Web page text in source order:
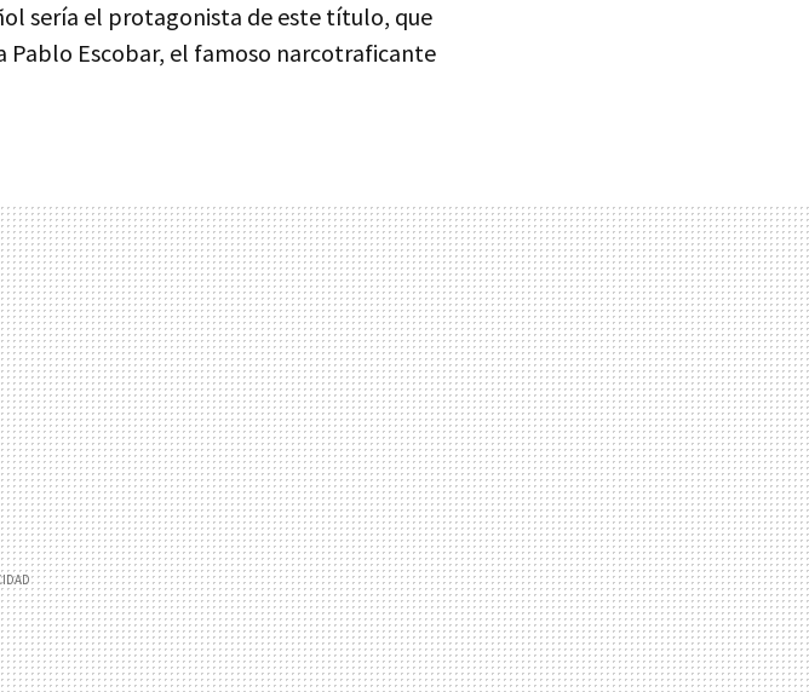
sería el protagonista de este título, que
Pablo Escobar, el famoso narcotraficante